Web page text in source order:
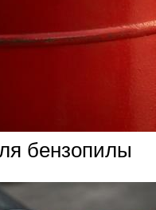
бензопилы